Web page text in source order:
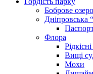
Боброве озеро
Дніпровська
Флора
Вищі
Мохи